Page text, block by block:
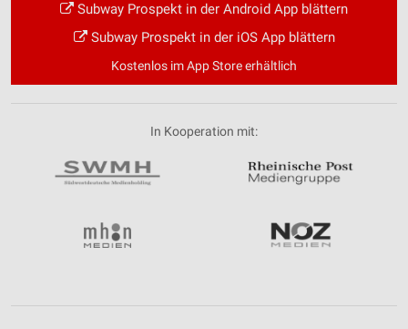
Subway Prospekt in der Android App blättern
Subway Prospekt in der iOS App blättern
Kostenlos im App Store erhältlich
In Kooperation mit: